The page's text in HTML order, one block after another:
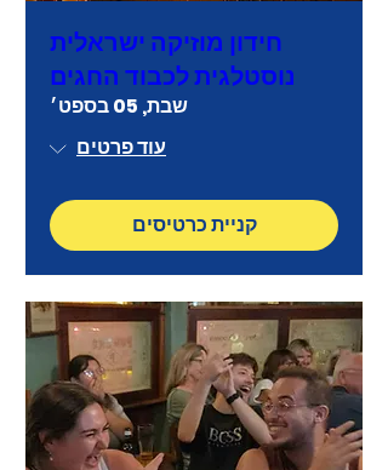
חידון מוזיקה ישראלית
נוסטלגית לכבוד החגים
שבת, 05 בספט׳
עוד פרטים
קניית כרטיסים